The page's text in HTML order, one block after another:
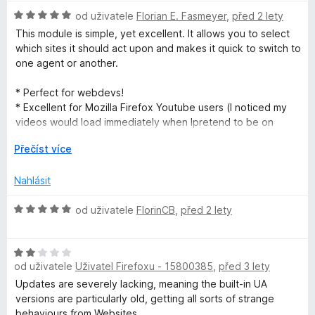
z
5
o
c
e
n
:
5
z
H
o
d
n
c
e
n
:
z
od uživatele Florian E. Fasmeyer, před 2 lety
This module is simple, yet excellent. It allows you to select
which sites it should act upon and makes it quick to switch to
one agent or another.
* Perfect for webdevs!
* Excellent for Mozilla Firefox Youtube users (I noticed my
videos would load immediately when Ipretend to be on
* Less useful for users who want multiple different user-
R
z
a
t
d
o
Přečíst více
Nahlásit
H
n
o
c
e
n
od uživatele FlorinCB před 2 lety
H
o
d
n
o
od uživatele Uživatel Firefoxu - 15800385 před 3 lety
Updates are severely lacking, meaning the built-in UA
versions are particularly old, getting all sorts of strange